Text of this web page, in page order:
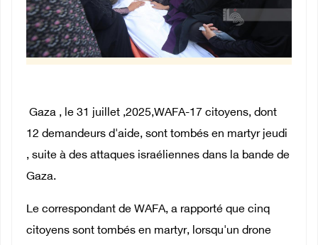
Gaza , le 31 juillet ,2025,WAFA-17 citoyens, dont
12 demandeurs d'aide, sont tombés en martyr jeudi
, suite à des attaques israéliennes dans la bande de
Gaza.
Le correspondant de WAFA, a rapporté que cinq
citoyens sont tombés en martyr, lorsqu'un drone